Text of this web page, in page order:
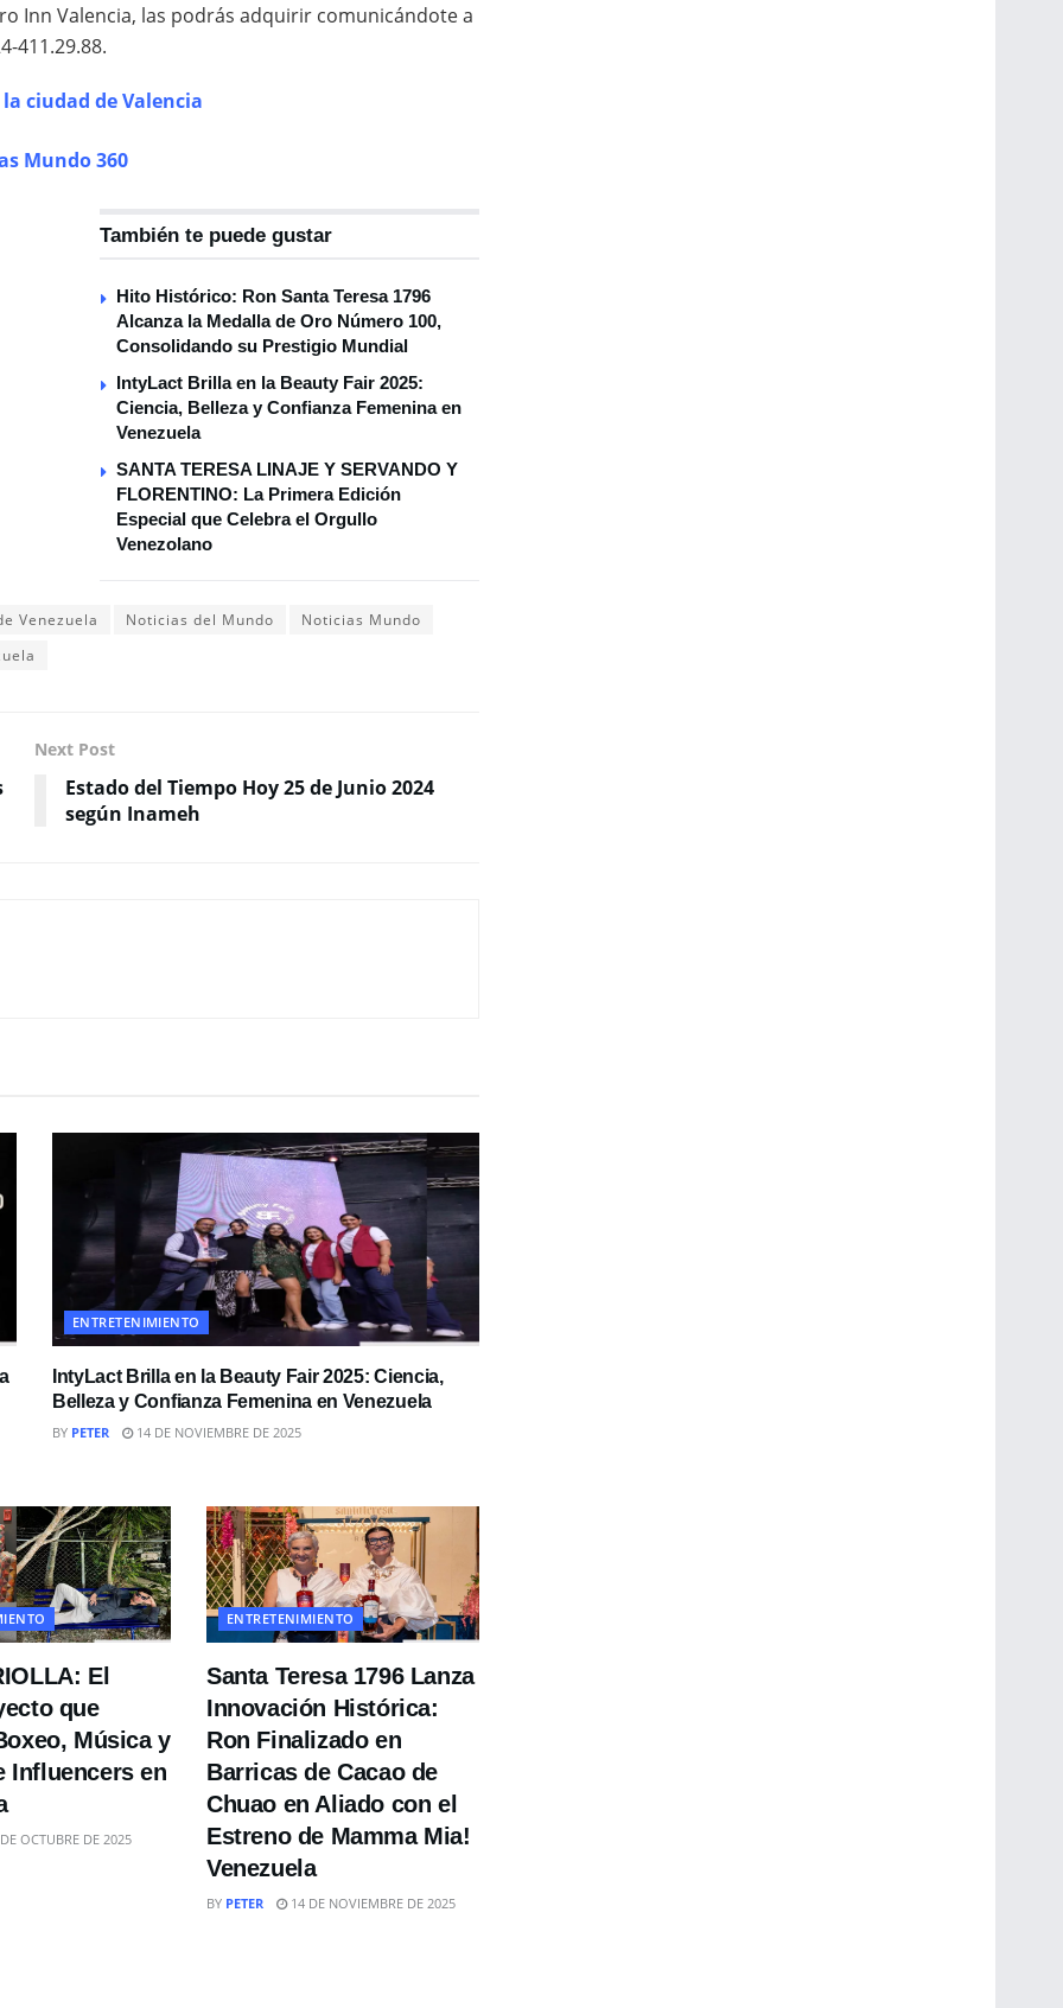
Inn Valencia, las podrás adquirir comunicándote a
411.29.88.
ciudad de Valencia
Mundo 360
También te puede gustar
Hito Histórico: Ron Santa Teresa 1796
Alcanza la Medalla de Oro Número 100,
Consolidando su Prestigio Mundial
IntyLact Brilla en la Beauty Fair 2025:
Ciencia, Belleza y Confianza Femenina en
Venezuela
SANTA TERESA LINAJE Y SERVANDO Y
FLORENTINO: La Primera Edición
Especial que Celebra el Orgullo
Venezolano
Venezuela Noticias del Mundo
Noticias Mundo
Next Post
Estado del Tiempo Hoy 25 de Junio 2024
según Inameh
ENTRETENIMIENTO
IntyLact Brilla en la Beauty Fair 2025: Ciencia,
Belleza y Confianza Femenina en Venezuela
BY PETER 14 DE NOVIEMBRE DE 2025
El
que
Música y
Influencers en
OCTUBRE DE 2025
ENTRETENIMIENTO
Santa Teresa 1796 Lanza
Innovación Histórica:
Ron Finalizado en
Barricas de Cacao de
Chuao en Aliado con el
Estreno de Mamma Mia!
Venezuela
BY PETER 14 DE NOVIEMBRE DE 2025